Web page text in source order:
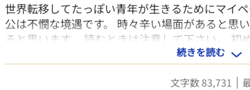
世界転移してたっぽい青年が生きるためにマイ
公は不憫な境遇です。 時々辛い場面があると思
ると思います。 読むときは注意して下さい。 初
すが、数話で話が進むはず･･･。 不定期更新です。
続きを読む
文字数 83,731